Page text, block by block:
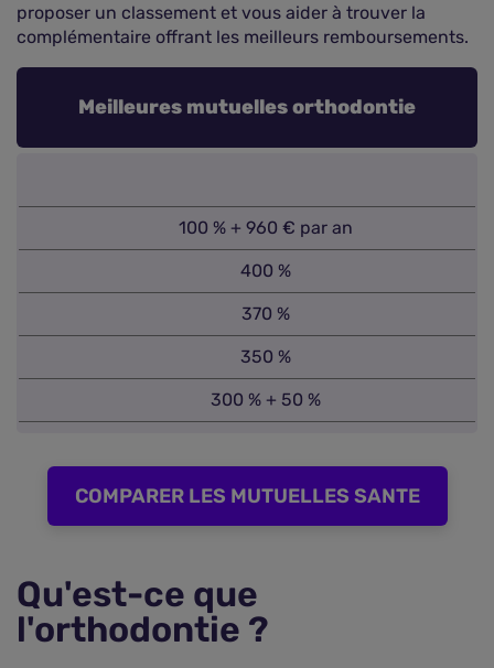
proposer un classement et vous aider à trouver la
complémentaire offrant les meilleurs remboursements.
Meilleures mutuelles orthodontie
100 % + 960 € par an
400 %
370 %
350 %
300 % + 50 %
COMPARER LES MUTUELLES SANTE
Qu'est-ce que
l'orthodontie ?